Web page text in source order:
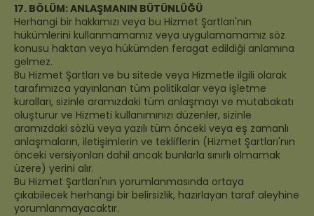
17. BÖLÜM: ANLAŞMANIN BÜTÜNLÜĞÜ
Herhangi bir hakkımızı veya bu Hizmet Şartları'nın
hükümlerini kullanmamamız veya uygulamamamız söz
konusu haktan veya hükümden feragat edildiği anlamına
gelmez.
Bu Hizmet Şartları ve bu sitede veya Hizmetle ilgili olarak
tarafımızca yayınlanan tüm politikalar veya işletme
kuralları, sizinle aramızdaki tüm anlaşmayı ve mutabakatı
oluşturur ve Hizmeti kullanımınızı düzenler, sizinle
aramızdaki sözlü veya yazılı tüm önceki veya eş zamanlı
anlaşmaların, iletişimlerin ve tekliflerin (Hizmet Şartları'nın
önceki versiyonları dahil ancak bunlarla sınırlı olmamak
üzere) yerini alır.
Bu Hizmet Şartları'nın yorumlanmasında ortaya
çıkabilecek herhangi bir belirsizlik, hazırlayan taraf aleyhine
yorumlanmayacaktır.